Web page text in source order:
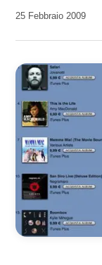
da
25 Febbraio 2009